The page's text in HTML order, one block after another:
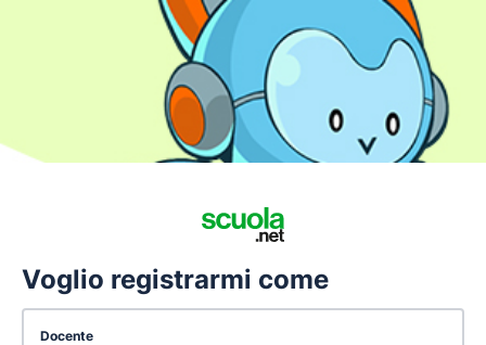
Voglio registrarmi come
Docente